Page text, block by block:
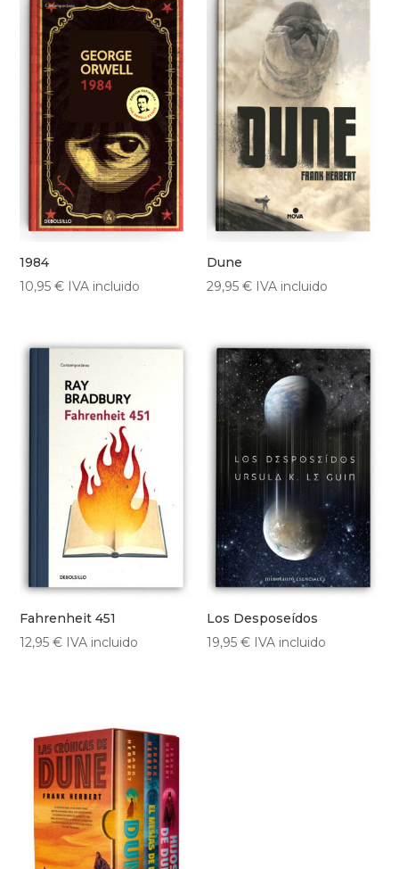
1984
10,95€ IVA incluido
Dune
29,95€ IVA incluido
Fahrenheit 451
12,95€ IVA incluido
Los Desposeídos
19,95€ IVA incluido